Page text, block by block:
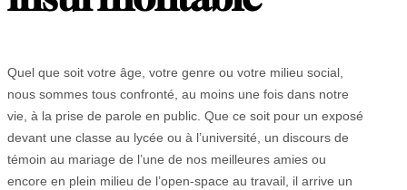
Quel que soit votre âge, votre genre ou votre milieu social,
nous sommes tous confronté, au moins une fois dans notre
vie, à la prise de parole en public. Que ce soit pour un exposé
devant une classe au lycée ou à l’université, un discours de
témoin au mariage de l’une de nos meilleures amies ou
encore en plein milieu de l’open-space au travail, il arrive un